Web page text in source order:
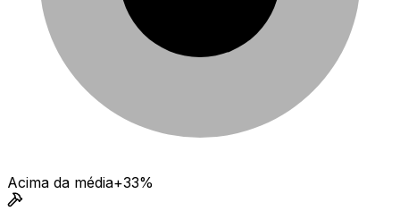
Acima da média+33%